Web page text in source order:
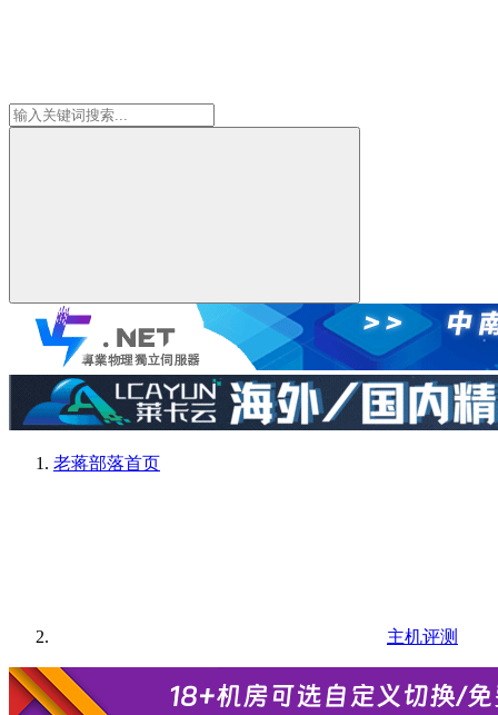
老蒋部落首页
主机评测